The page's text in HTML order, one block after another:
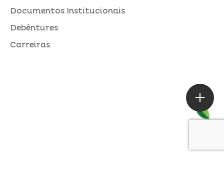
Documentos Institucionais
Debêntures
Carreiras